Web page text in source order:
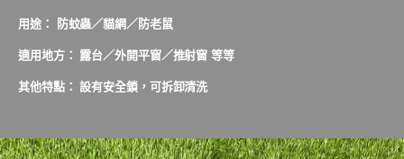
用途： 防蚊蟲／貓網／防老鼠
適用地方： 露台／外開平窗／推射窗 等等
其他特點： 設有安全鎖，可拆卸清洗